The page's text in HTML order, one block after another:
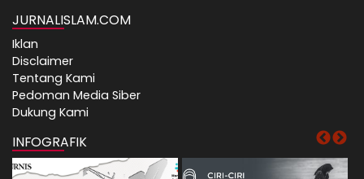
JURNALISLAM.COM
Iklan
Disclaimer
Tentang Kami
Pedoman Media Siber
Dukung Kami
INFOGRAFIK